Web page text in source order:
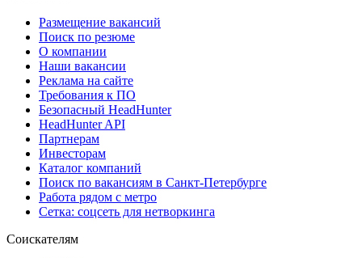
Размещение вакансий
Поиск по резюме
О компании
Наши вакансии
Реклама на сайте
Требования к ПО
Безопасный HeadHunter
HeadHunter API
Партнерам
Инвесторам
Каталог компаний
Поиск по вакансиям в Санкт-Петербурге
Работа рядом с метро
Сетка: соцсеть для нетворкинга
Соискателям